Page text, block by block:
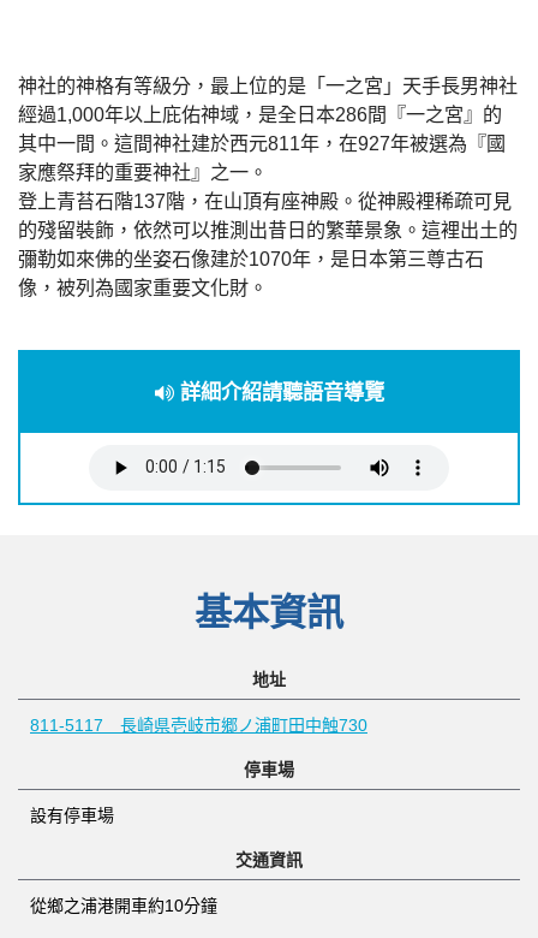
神社的神格有等級分，最上位的是「一之宮」天手長男神社
經過1,000年以上庇佑神域，是全日本286間『一之宮』的
其中一間。這間神社建於西元811年，在927年被選為『國
家應祭拜的重要神社』之一。
登上青苔石階137階，在山頂有座神殿。從神殿裡稀疏可見
的殘留裝飾，依然可以推測出昔日的繁華景象。這裡出土的
彌勒如來佛的坐姿石像建於1070年，是日本第三尊古石
像，被列為國家重要文化財。
詳細介紹請聽語音導覽
基本資訊
地址
811-5117 長崎県壱岐市郷ノ浦町田中触730
停車場
設有停車場
交通資訊
從鄉之浦港開車約10分鐘